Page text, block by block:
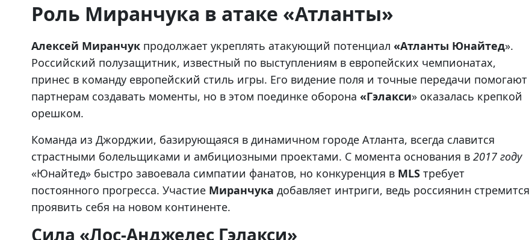
Роль Миранчука в атаке «Атланты»
Алексей Миранчук продолжает укреплять атакующий потенциал «Атланты Юнайтед».
Российский полузащитник, известный по выступлениям в европейских чемпионатах,
принес в команду европейский стиль игры. Его видение поля и точные передачи помогают
партнерам создавать моменты, но в этом поединке оборона «Гэлакси» оказалась крепкой
орешком.
Команда из Джорджии, базирующаяся в динамичном городе Атланта, всегда славится
страстными болельщиками и амбициозными проектами. С момента основания в 2017 году
«Юнайтед» быстро завоевала симпатии фанатов, но конкуренция в MLS требует
постоянного прогресса. Участие Миранчука добавляет интриги, ведь россиянин стремится
проявить себя на новом континенте.
Сила «Лос-Анджелес Гэлакси»